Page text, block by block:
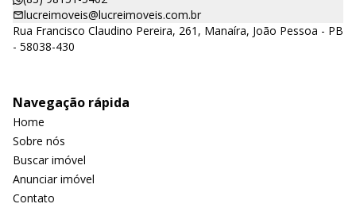
lucreimoveis@lucreimoveis.com.br
Rua Francisco Claudino Pereira, 261, Manaíra, João Pessoa - PB
- 58038-430
Navegação rápida
Home
Sobre nós
Buscar imóvel
Anunciar imóvel
Contato